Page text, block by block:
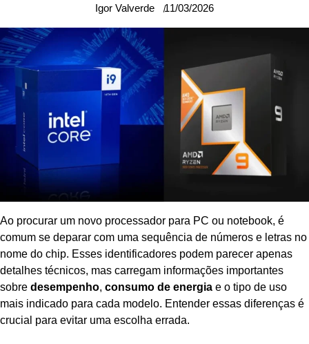
Igor Valverde 11/03/2026
Ao procurar um novo processador para PC ou notebook, é
comum se deparar com uma sequência de números e letras no
nome do chip. Esses identificadores podem parecer apenas
detalhes técnicos, mas carregam informações importantes
sobre desempenho, consumo de energia e o tipo de uso
mais indicado para cada modelo. Entender essas diferenças é
crucial para evitar uma escolha errada.